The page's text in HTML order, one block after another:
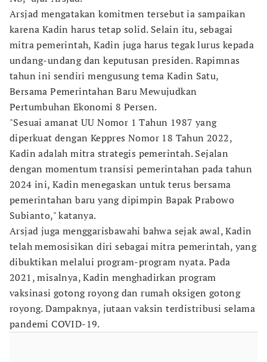
Arsjad mengatakan komitmen tersebut ia sampaikan
karena Kadin harus tetap solid. Selain itu, sebagai
mitra pemerintah, Kadin juga harus tegak lurus kepada
undang-undang dan keputusan presiden. Rapimnas
tahun ini sendiri mengusung tema Kadin Satu,
Bersama Pemerintahan Baru Mewujudkan
Pertumbuhan Ekonomi 8 Persen.
"Sesuai amanat UU Nomor 1 Tahun 1987 yang
diperkuat dengan Keppres Nomor 18 Tahun 2022,
Kadin adalah mitra strategis pemerintah. Sejalan
dengan momentum transisi pemerintahan pada tahun
2024 ini, Kadin menegaskan untuk terus bersama
pemerintahan baru yang dipimpin Bapak Prabowo
Subianto," katanya.
Arsjad juga menggarisbawahi bahwa sejak awal, Kadin
telah memosisikan diri sebagai mitra pemerintah, yang
dibuktikan melalui program-program nyata. Pada
2021, misalnya, Kadin menghadirkan program
vaksinasi gotong royong dan rumah oksigen gotong
royong. Dampaknya, jutaan vaksin terdistribusi selama
pandemi COVID-19.